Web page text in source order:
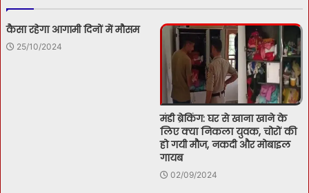
कैसा रहेगा आगामी दिनों में मौसम
25/10/2024
मंडी ब्रेकिंग: घर से खाना खाने के
लिए क्या निकला युवक, चोरों की
हो गयी मौज, नकदी और मोबाइल
गायब
02/09/2024